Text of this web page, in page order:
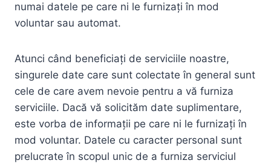
numai datele pe care ni le furnizați în mod
voluntar sau automat.
Atunci când beneficiați de serviciile noastre,
singurele date care sunt colectate în general sunt
cele de care avem nevoie pentru a vă furniza
serviciile. Dacă vă solicităm date suplimentare,
este vorba de informații pe care ni le furnizați în
mod voluntar. Datele cu caracter personal sunt
prelucrate în scopul unic de a furniza serviciul